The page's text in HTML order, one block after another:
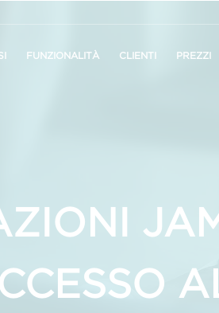
FUNZIONALITÀ CLIENTI PREZZI